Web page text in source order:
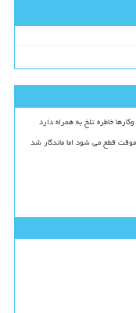
خاطره تلخ به همراه دارد